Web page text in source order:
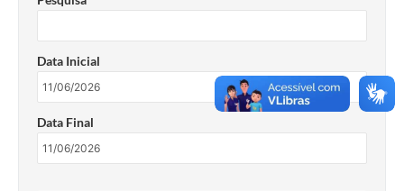
Ouvidoria
Hotsites
IPTU PREMIADO
Data Inicial
Data Final